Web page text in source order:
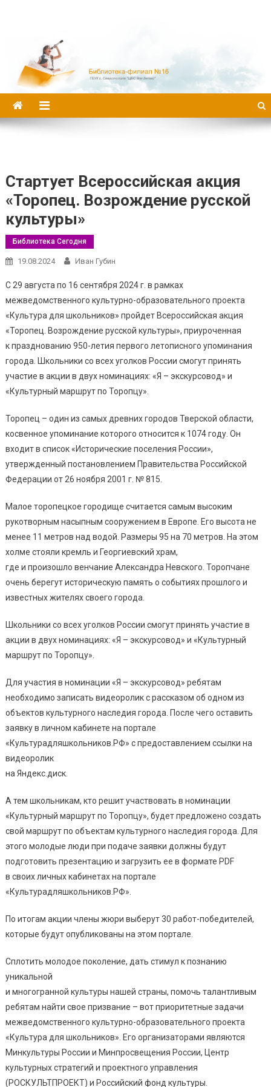
Стартует Всероссийская акция
«Торопец. Возрождение русской
культуры»
Библиотека Сегодня
19.08.2024 Иван Губин
С 29 августа по 16 сентября 2024 г. в рамках
межведомственного культурно-образовательного проекта
«Культура для школьников» пройдет Всероссийская акция
«Торопец. Возрождение русской культуры», приуроченная
к празднованию 950-летия первого летописного упоминания
города. Школьники со всех уголков России смогут принять
участие в акции в двух номинациях: «Я – экскурсовод» и
«Культурный маршрут по Торопцу».
Торопец – один из самых древних городов Тверской области,
косвенное упоминание которого относится к 1074 году. Он
входит в список «Исторические поселения России»,
утвержденный постановлением Правительства Российской
Федерации от 26 ноября 2001 г. № 815.
Малое торопецкое городище считается самым высоким
рукотворным насыпным сооружением в Европе. Его высота не
менее 11 метров над водой. Размеры 95 на 70 метров. На этом
холме стояли кремль и Георгиевский храм,
где и произошло венчание Александра Невского. Торопчане
очень берегут историческую память о событиях прошлого и
известных жителях своего города.
Школьники со всех уголков России смогут принять участие в
акции в двух номинациях: «Я – экскурсовод» и «Культурный
маршрут по Торопцу».
Для участия в номинации «Я – экскурсовод» ребятам
необходимо записать видеоролик с рассказом об одном из
объектов культурного наследия города. После чего оставить
заявку в личном кабинете на портале
«Культурадляшкольников.РФ» с предоставлением ссылки на
видеоролик
на Яндекс.диск.
А тем школьникам, кто решит участвовать в номинации
«Культурный маршрут по Торопцу», будет предложено создать
свой маршрут по объектам культурного наследия города. Для
этого молодые люди при подаче заявки должны будут
подготовить презентацию и загрузить ее в формате PDF
в своих личных кабинетах на портале
«Культурадляшкольников.РФ».
По итогам акции члены жюри выберут 30 работ-победителей,
которые будут опубликованы на этом портале.
Сплотить молодое поколение, дать стимул к познанию
уникальной
и многогранной культуры нашей страны, помочь талантливым
ребятам найти свое призвание – вот приоритетные задачи
межведомственного культурно-образовательного проекта
«Культура для школьников». Его организаторами являются
Минкультуры России и Минпросвещения России, Центр
культурных стратегий и проектного управления
(РОСКУЛЬТПРОЕКТ) и Российский фонд культуры.